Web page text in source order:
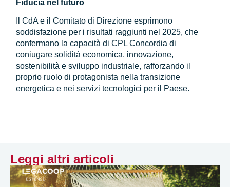
Fiducia nel futuro
Il CdA e il Comitato di Direzione esprimono
soddisfazione per i risultati raggiunti nel 2025, che
confermano la capacità di CPL Concordia di
coniugare solidità economica, innovazione,
sostenibilità e sviluppo industriale, rafforzando il
proprio ruolo di protagonista nella transizione
energetica e nei servizi tecnologici per il Paese.
Leggi altri articoli